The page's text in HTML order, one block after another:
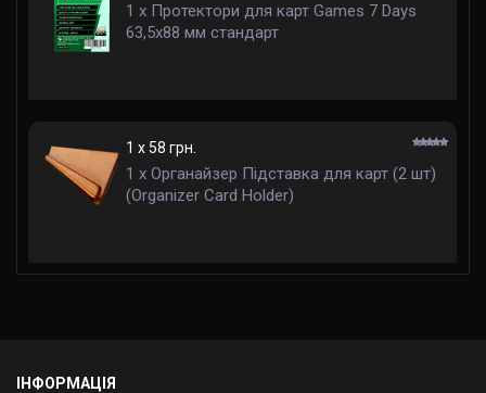
1 x Протектори для карт Games 7 Days
63,5x88 мм стандарт
1 x 58 грн.
1 x Органайзер Підставка для карт (2 шт)
(Organizer Card Holder)
ІНФОРМАЦІЯ